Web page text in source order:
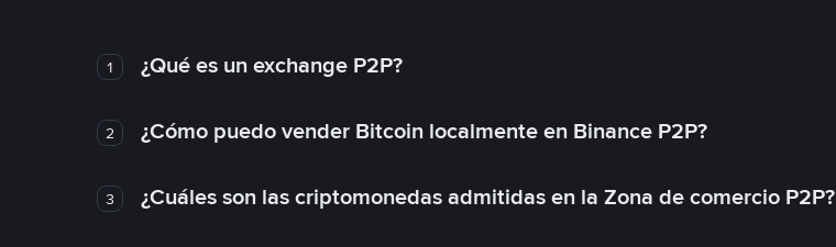
1 ¿Qué es un exchange P2P?
2 ¿Cómo puedo vender Bitcoin localmente en Binance P2P?
3 ¿Cuáles son las criptomonedas admitidas en la Zona de comercio P2P?